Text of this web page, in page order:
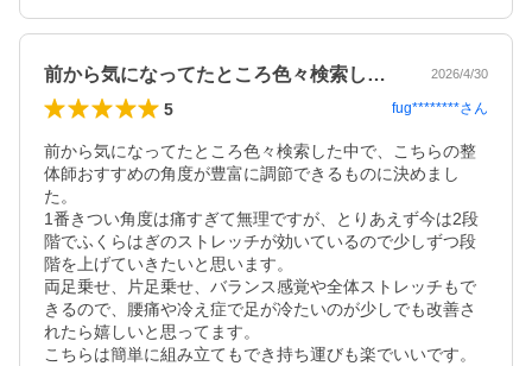
前から気になってたところ色々検索した中… 2026/4/30
5 fug********さん
前から気になってたところ色々検索した中で、こちらの整
体師おすすめの角度が豊富に調節できるものに決めまし
た。
1番きつい角度は痛すぎて無理ですが、とりあえず今は2段
階でふくらはぎのストレッチが効いているので少しずつ段
階を上げていきたいと思います。
両足乗せ、片足乗せ、バランス感覚や全体ストレッチもで
きるので、腰痛や冷え症で足が冷たいのが少しでも改善さ
れたら嬉しいと思ってます。
こちらは簡単に組み立てもでき持ち運びも楽でいいです。